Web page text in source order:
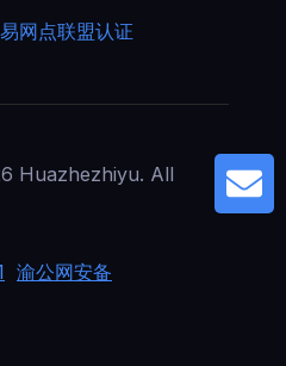
网点联盟认证
Huazhezhiyu. All
渝公网安备